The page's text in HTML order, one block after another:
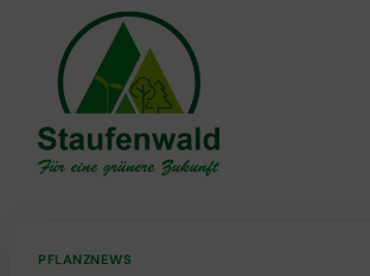
springen
PFLANZNEWS